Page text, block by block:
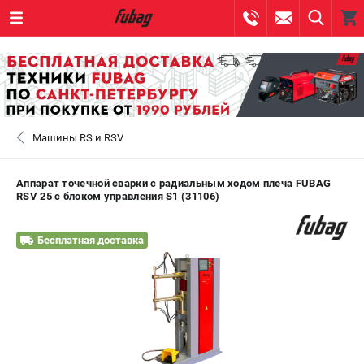
ВХОД ИЛИ РЕГИСТРАЦИЯ
+7 (8112) 59-10-67 - ЗАКАЗ ЗАПЧАСТЕЙ
+7 (812) 317-60-57
САНКТ-ПЕТЕРБУРГ
0 ₽
Машины RS и RSV
Аппарат точечной сварки c радиальным ходом плеча FUBAG
RSV 25 с блоком управления S1 (31106)
Бесплатная доставка